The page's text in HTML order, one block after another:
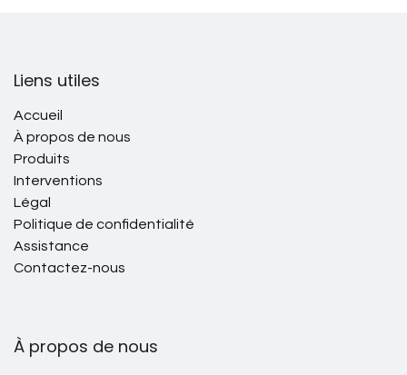
Liens utiles
Accueil
À propos de nous
Produits
Interventions
Légal
Politique de confidentialité
Assistance
Contactez-nous
À propos de nous